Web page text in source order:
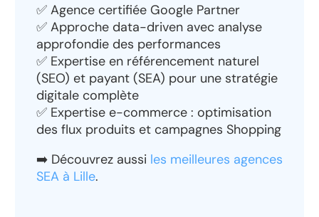
✅ Agence certifiée Google Partner
✅ Approche data-driven avec analyse
approfondie des performances
✅ Expertise en référencement naturel
(SEO) et payant (SEA) pour une stratégie
digitale complète
✅ Expertise e-commerce : optimisation
des flux produits et campagnes Shopping
➡️ Découvrez aussi les meilleures agences
SEA à Lille.